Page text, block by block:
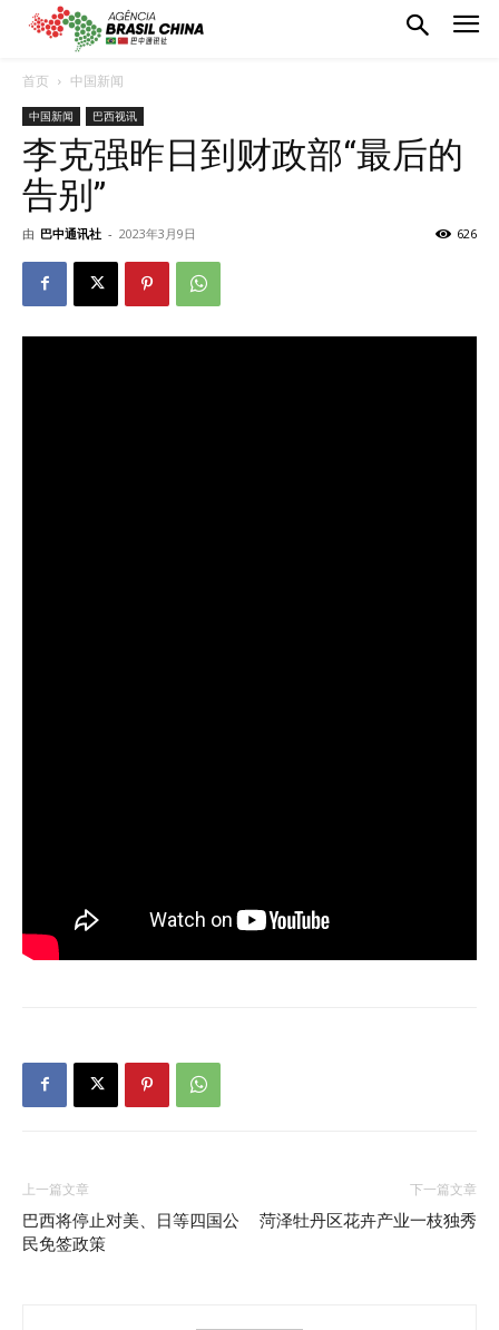
首页 中国新闻
中国新闻 巴西视讯
李克强昨日到财政部“最后的
告别”
由 巴中通讯社 - 2023年3月9日 626
上一篇文章
巴西将停止对美、日等四国公
民免签政策
下一篇文章
菏泽牡丹区花卉产业一枝独秀